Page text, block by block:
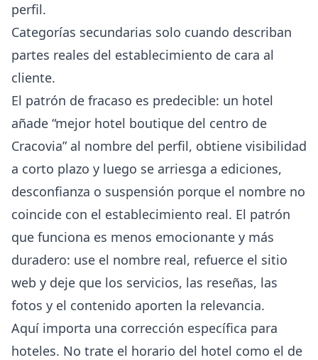
perfil.
Categorías secundarias solo cuando describan
partes reales del establecimiento de cara al
cliente.
El patrón de fracaso es predecible: un hotel
añade “mejor hotel boutique del centro de
Cracovia” al nombre del perfil, obtiene visibilidad
a corto plazo y luego se arriesga a ediciones,
desconfianza o suspensión porque el nombre no
coincide con el establecimiento real. El patrón
que funciona es menos emocionante y más
duradero: use el nombre real, refuerce el sitio
web y deje que los servicios, las reseñas, las
fotos y el contenido aporten la relevancia.
Aquí importa una corrección específica para
hoteles. No trate el horario del hotel como el de